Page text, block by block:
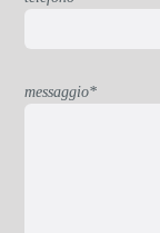
messaggio*